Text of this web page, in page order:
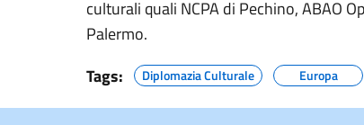
culturali quali NCPA di Pechino, ABAO
Palermo.
Tags:
Diplomazia Culturale Europa